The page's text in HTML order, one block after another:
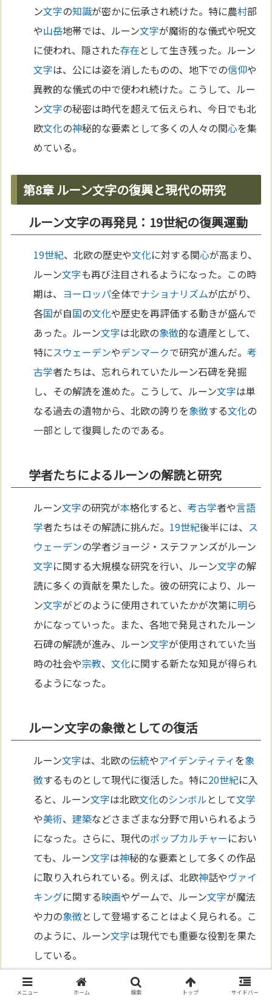
ン文字の知識が密かに伝承され続けた。特に農村部
や山岳地帯では、ルーン文字が魔術的な儀式や呪文
に使われ、隠された存在として生き残った。ルーン
文字は、公には姿を消したものの、地下での信仰や
異教的な儀式の中で使われ続けた。こうして、ルー
ン文字の秘密は時代を超えて伝えられ、今日でも北
欧文化の神秘的な要素として多くの人々の関心を集
めている。
第8章 ルーン文字の復興と現代の研究
ルーン文字の再発見：19世紀の復興運動
19世紀、北欧の歴史や文化に対する関心が高まり、
ルーン文字も再び注目されるようになった。この時
期は、 ヨーロッパ全体でナショナリズムが広がり、
各国が自国の文化や歴史を再評価する動きが盛んで
あった。ルーン文字は北欧の象徴的な遺産として、
特にスウェーデンやデンマークで研究が進んだ。考
古学者たちは、忘れられていたルーン石碑を発掘
し、その解読を進めた。こうして、ルーン文字は単
なる過去の遺物から、北欧の誇りを象徴する文化の
一部として復興したのである。
学者たちによるルーンの解読と研究
ルーン文字の研究が本格化すると、考古学者や言語
学者たちはその解読に挑んだ。 19世紀後半には、 ス
ウェーデンの学者ジョージ・ステファンズがルーン
文字に関する大規模な研究を行い、ルーン文字の解
読に多くの貢献を果たした。彼の研究により、ルー
ン文字がどのように使用されていたかが次第に明ら
かになっていった。また、各地で発見されたルーン
石碑の解読が進み、ルーン文字が使用されていた当
時の社会や宗教、文化に関する新たな知見が得られ
るようになった。
ルーン文字の象徴としての復活
ルーン文字は、北欧の伝統やアイデンティティを象
徴するものとして現代に復活した。特に20世紀に入
ると、ルーン文字は北欧文化のシンボルとして文学
や美術、建築などさまざまな分野で用いられるよう
になった。さらに、現代のポップカルチャーにおい
ても、ルーン文字は神秘的な要素として多くの作品
に取り入れられている。例えば、北欧神話やヴァイ
キングに関する映画やゲームで、ルーン文字が魔法
や力の象徴として登場することはよく見られる。こ
のように、ルーン文字は現代でも重要な役割を果た
している。
メニュー ホーム 検索 トップ サイドバー